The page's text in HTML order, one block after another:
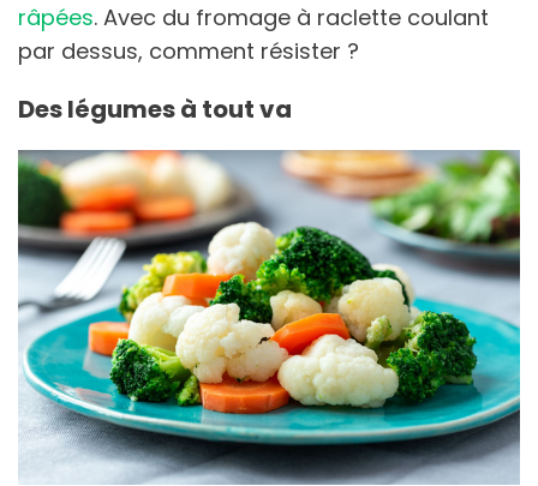
râpées. Avec du fromage à raclette coulant
par dessus, comment résister ?
Des légumes à tout va